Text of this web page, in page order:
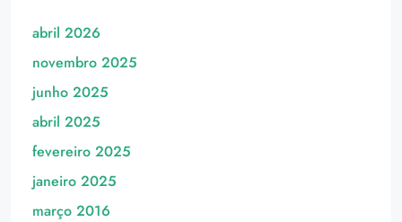
abril 2026
novembro 2025
junho 2025
abril 2025
fevereiro 2025
janeiro 2025
março 2016